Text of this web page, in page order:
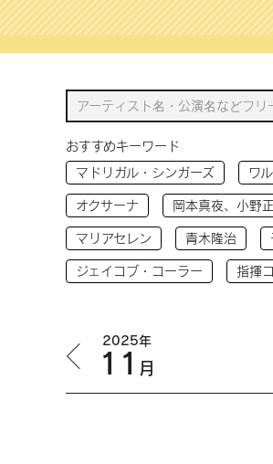
おすすめキーワード
マドリガル・シンガーズ
ワ
オクサーナ 岡本真夜、小野
マリアセレン 青木隆治
ジェイコブ・コーラー 指揮
2025年
11 月